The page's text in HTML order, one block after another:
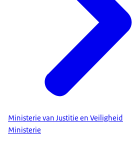
Ministerie van Justitie en Veiligheid
Ministerie